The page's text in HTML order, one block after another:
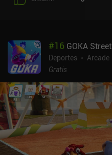
#16 GOKA Street
Deportes
Arcade
Gratis